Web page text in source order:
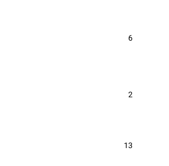
6
2
13